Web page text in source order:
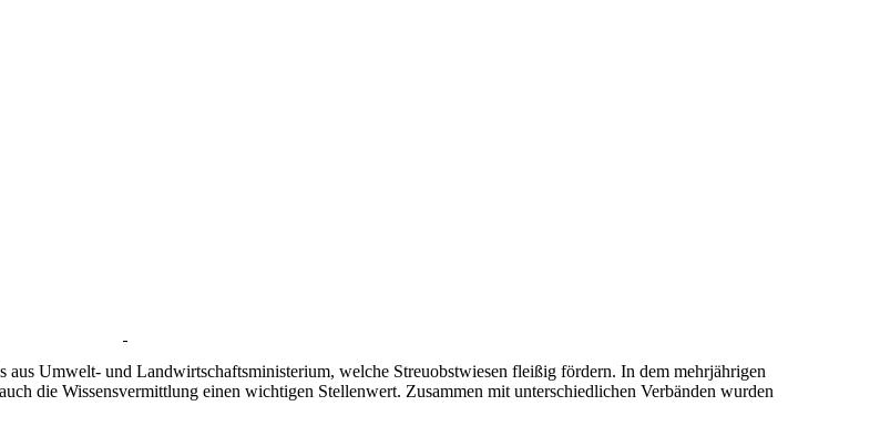
aus Umwelt- und Landwirtschaftsministerium, welche Streuobstwiesen fleißig fördern. In dem mehrjährigen
die Wissensvermittlung einen wichtigen Stellenwert. Zusammen mit unterschiedlichen Verbänden wurden